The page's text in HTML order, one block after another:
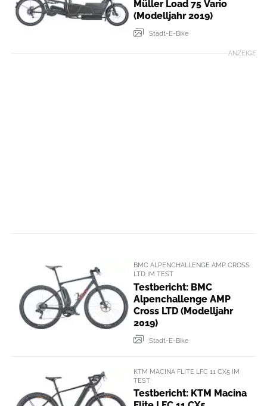
Müller Load 75 Vario
(Modelljahr 2019)
Stadt-E-Bike
ANZEIGE
BMC ALPENCHALLENGE AMP CROSS
LTD IM TEST
Testbericht: BMC
Alpenchallenge AMP
Cross LTD (Modelljahr
2019)
Stadt-E-Bike
KTM MACINA FLITE LFC 11 CX5 IM
TEST
Testbericht: KTM Macina